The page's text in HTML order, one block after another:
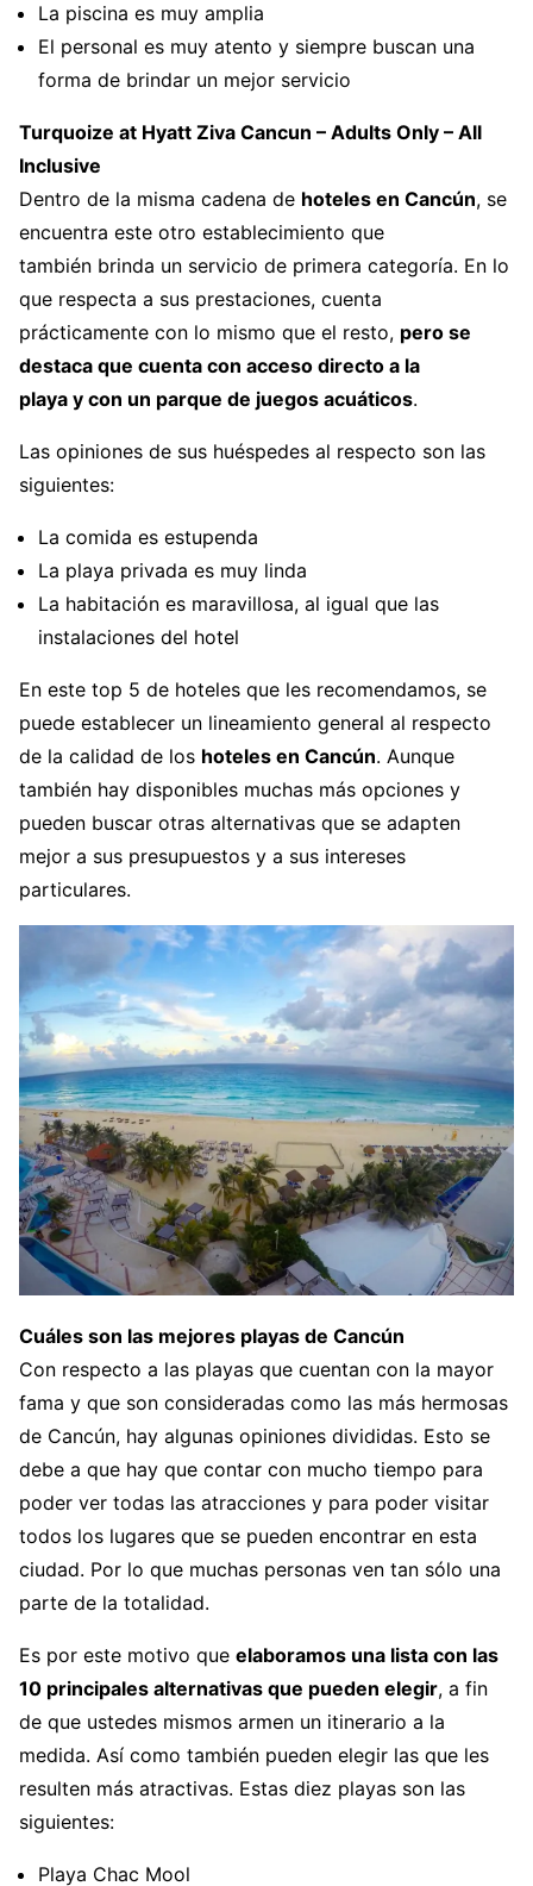
La piscina es muy amplia
El personal es muy atento y siempre buscan una
forma de brindar un mejor servicio
Turquoize at Hyatt Ziva Cancun – Adults Only – All
Inclusive
Dentro de la misma cadena de hoteles en Cancún, se
encuentra este otro establecimiento que
también brinda un servicio de primera categoría. En lo
que respecta a sus prestaciones, cuenta
prácticamente con lo mismo que el resto, pero se
destaca que cuenta con acceso directo a la
playa y con un parque de juegos acuáticos.
Las opiniones de sus huéspedes al respecto son las
siguientes:
La comida es estupenda
La playa privada es muy linda
La habitación es maravillosa, al igual que las
instalaciones del hotel
En este top 5 de hoteles que les recomendamos, se
puede establecer un lineamiento general al respecto
de la calidad de los hoteles en Cancún. Aunque
también hay disponibles muchas más opciones y
pueden buscar otras alternativas que se adapten
mejor a sus presupuestos y a sus intereses
particulares.
Cuáles son las mejores playas de Cancún
Con respecto a las playas que cuentan con la mayor
fama y que son consideradas como las más hermosas
de Cancún, hay algunas opiniones divididas. Esto se
debe a que hay que contar con mucho tiempo para
poder ver todas las atracciones y para poder visitar
todos los lugares que se pueden encontrar en esta
ciudad. Por lo que muchas personas ven tan sólo una
parte de la totalidad.
Es por este motivo que elaboramos una lista con las
10 principales alternativas que pueden elegir, a fin
de que ustedes mismos armen un itinerario a la
medida. Así como también pueden elegir las que les
resulten más atractivas. Estas diez playas son las
siguientes:
Playa Chac Mool